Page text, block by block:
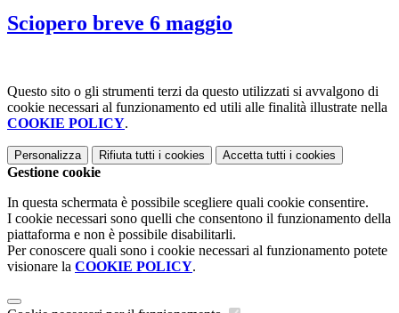
Sciopero breve 6 maggio
Questo sito o gli strumenti terzi da questo utilizzati si avvalgono di
cookie necessari al funzionamento ed utili alle finalità illustrate nella
COOKIE POLICY.
Personalizza Rifiuta tutti i cookies Accetta tutti i cookies
Gestione cookie
In questa schermata è possibile scegliere quali cookie consentire.
I cookie necessari sono quelli che consentono il funzionamento della
piattaforma e non è possibile disabilitarli.
Per conoscere quali sono i cookie necessari al funzionamento potete
visionare la COOKIE POLICY.